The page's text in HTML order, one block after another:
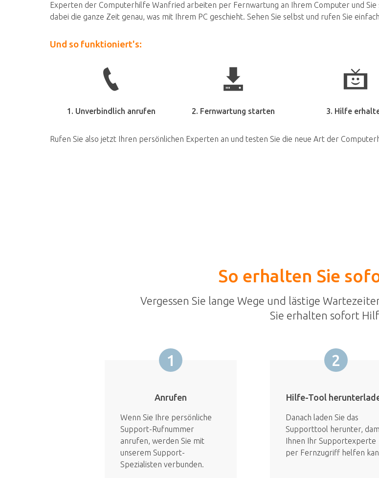
Experten der Computerhilfe Wanfried arbeiten per Fernwartung an Ihrem Computer und Sie
dabei die ganze Zeit genau, was mit Ihrem PC geschieht. Sehen Sie selbst und rufen Sie
Und so funktioniert's:
1. Unverbindlich anrufen 2. Fernwartung starten 3. Hilfe
Rufen Sie also jetzt Ihren persönlichen Experten an und testen Sie die neue Art der
So erhalten Sie
Vergessen Sie lange Wege und lästige
Sie erhalten sofort
1
Anrufen
Wenn Sie Ihre persönliche
Support-Rufnummer
anrufen, werden Sie mit
unserem Support-
Spezialisten verbunden.
2
Hilfe-Tool
Danach laden Sie das
Supporttool herunter,
Ihnen Ihr Supportexperte
per Fernzugriff helfen